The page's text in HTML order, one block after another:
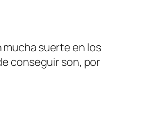
mucha suerte en los
conseguir son, por